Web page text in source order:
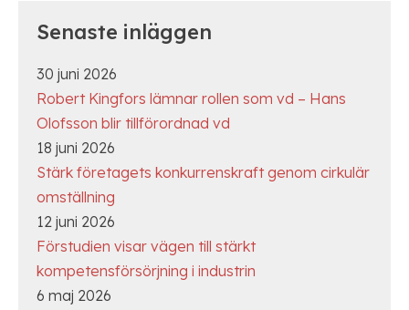
Senaste inläggen
30 juni 2026
Robert Kingfors lämnar rollen som vd – Hans
Olofsson blir tillförordnad vd
18 juni 2026
Stärk företagets konkurrenskraft genom cirkulär
omställning
12 juni 2026
Förstudien visar vägen till stärkt
kompetensförsörjning i industrin
6 maj 2026